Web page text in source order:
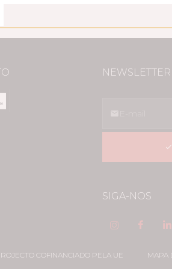
NEWSLETTER
SIGA-NOS
COFINANCIADO PELA UE MAPA